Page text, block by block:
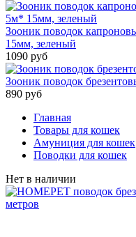
Зооник поводок
15мм, зеленый
1090 руб
Зооник поводок
890 руб
Главная
Товары для кошек
Амуниция для кошек
Поводки для кошек
Нет в наличии